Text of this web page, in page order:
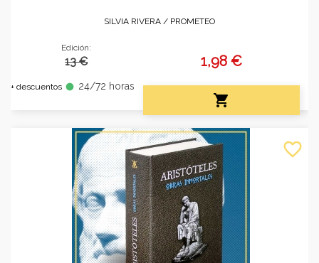
SILVIA RIVERA / PROMETEO
Edición:
13 €
+ descuentos fiber_manual_record 24/72 horas
1,98 €

favorite_border